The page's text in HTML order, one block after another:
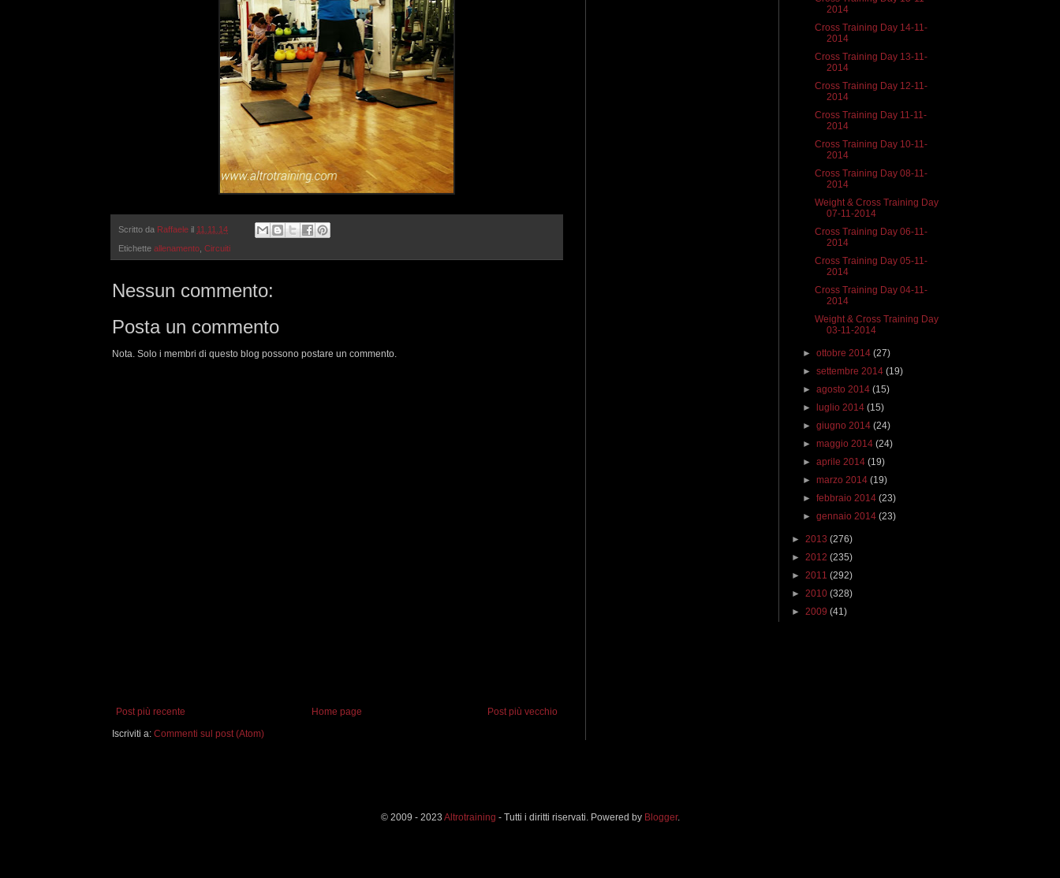
Scritto da Raffaele il 11.11.14
Etichette allenamento Circuiti
Nessun commento:
Posta un commento
Nota. Solo i membri di questo blog possono postare un commento.
Post più recente Post più vecchio
Home page
Iscriviti a: Commenti sul post (Atom)
2014
Cross Training Day 14-11-
2014
Cross Training Day 13-11-
2014
Cross Training Day 12-11-
2014
Cross Training Day 11-11-
2014
Cross Training Day 10-11-
2014
Cross Training Day 08-11-
2014
Weight & Cross Training Day
07-11-2014
Cross Training Day 06-11-
2014
Cross Training Day 05-11-
2014
Cross Training Day 04-11-
2014
Weight & Cross Training Day
03-11-2014
►ottobre 2014(27)
►settembre 2014(19)
►agosto 2014(15)
►
luglio 2014(15)
►giugno 2014(24)
►maggio 2014(24)
►aprile 2014(19)
►marzo 2014(19)
►febbraio 2014(23)
►gennaio 2014(23)
► 2013 (276)
► 2012 (235)
► 2011 (292)
► 2010 (328)
► 2009 (41)
© 2009 - 2023 Altrotraining - Tutti i diritti riservati. Powered by Blogger.